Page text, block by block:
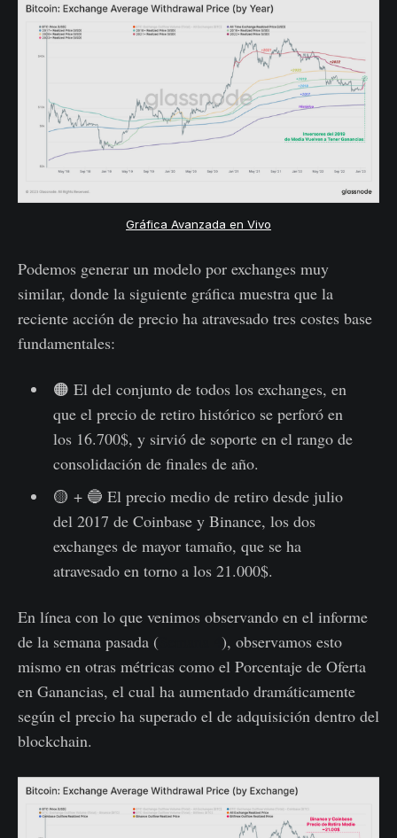
Gráfica Avanzada en Vivo
Podemos generar un modelo por exchanges muy
similar, donde la siguiente gráfica muestra que la
reciente acción de precio ha atravesado tres costes base
fundamentales:
🟠 El del conjunto de todos los exchanges, en
que el precio de retiro histórico se perforó en
los 16.700$, y sirvió de soporte en el rango de
consolidación de finales de año.
🟡 + 🔵 El precio medio de retiro desde julio
del 2017 de Coinbase y Binance, los dos
exchanges de mayor tamaño, que se ha
atravesado en torno a los 21.000$.
En línea con lo que venimos observando en el informe
de la semana pasada (
), observamos esto
mismo en otras métricas como el Porcentaje de Oferta
en Ganancias, el cual ha aumentado dramáticamente
según el precio ha superado el de adquisición dentro del
blockchain.